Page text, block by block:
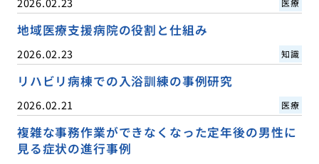
医療
地域医療支援病院の役割と仕組み
2026.02.23 知識
リハビリ病棟での入浴訓練の事例研究
2026.02.21 医療
複雑な事務作業ができなくなった定年後の男性に
見る症状の進行事例